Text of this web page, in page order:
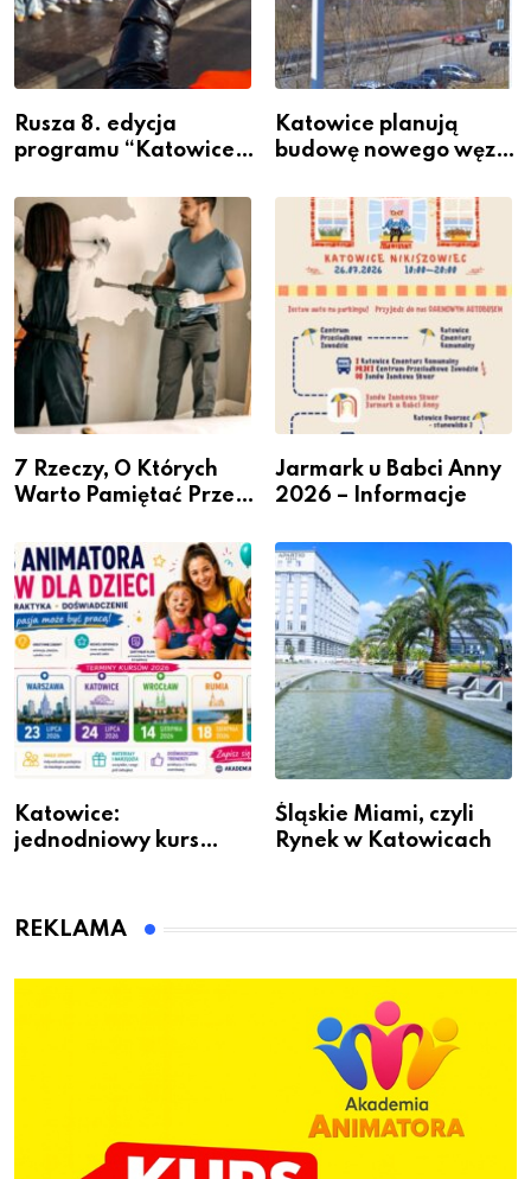
Rusza 8. edycja
programu “Katowice
– nabór dla
przedsiębiorców
Katowice planują
budowę nowego węzła
Podlesiu
7 Rzeczy, O Których
Warto Pamiętać Przed
Jarmark u Babci Anny
2026 – Informacje
Katowice:
jednodniowy kurs
dzieci
Śląskie Miami, czyli
Rynek w Katowicach
REKLAMA